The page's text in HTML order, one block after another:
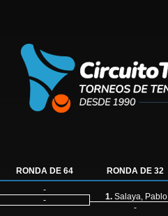
RONDA DE 64
-
-
RONDA DE 32
1. Salaya, Pablo
-